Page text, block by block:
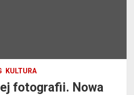
KULTURA
fotografii. Nowa